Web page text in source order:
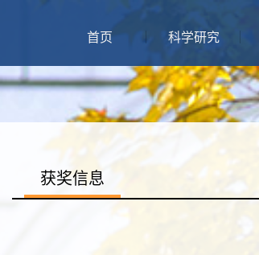
首页
科学研究
获奖信息